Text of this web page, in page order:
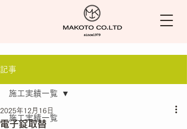
記事
施工実績一覧
施工実績一覧
電子錠取替
2025年12月16日